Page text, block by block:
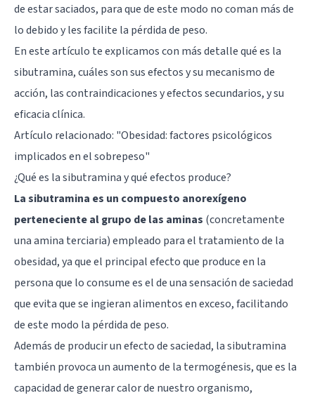
de estar saciados, para que de este modo no coman más de
lo debido y les facilite la pérdida de peso.
En este artículo te explicamos con más detalle qué es la
sibutramina, cuáles son sus efectos y su mecanismo de
acción, las contraindicaciones y efectos secundarios, y su
eficacia clínica.
Artículo relacionado: "Obesidad: factores psicológicos
implicados en el sobrepeso"
¿Qué es la sibutramina y qué efectos produce?
La sibutramina es un compuesto anorexígeno
perteneciente al grupo de las aminas (concretamente
una amina terciaria) empleado para el tratamiento de la
obesidad, ya que el principal efecto que produce en la
persona que lo consume es el de una sensación de saciedad
que evita que se ingieran alimentos en exceso, facilitando
de este modo la pérdida de peso.
Además de producir un efecto de saciedad, la sibutramina
también provoca un aumento de la termogénesis, que es la
capacidad de generar calor de nuestro organismo,